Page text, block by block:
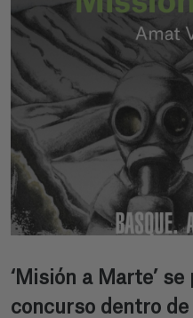
‘Misión a Marte’
concurso dentro